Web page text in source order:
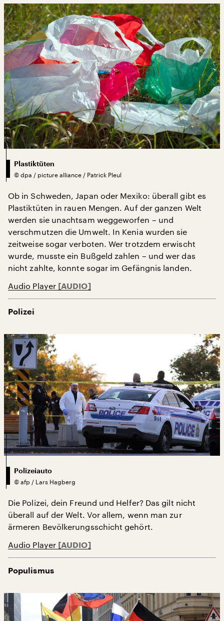
Plastiktüten
© dpa / picture alliance / Patrick Pleul
Ob in Schweden, Japan oder Mexiko: überall gibt es
Plastiktüten in rauen Mengen. Auf der ganzen Welt
werden sie unachtsam weggeworfen – und
verschmutzen die Umwelt. In Kenia wurden sie
zeitweise sogar verboten. Wer trotzdem erwischt
wurde, musste ein Bußgeld zahlen – und wer das
nicht zahlte, konnte sogar im Gefängnis landen.
Audio Player
Polizei
Polizeiauto
© afp / Lars Hagberg
Die Polizei, dein Freund und Helfer? Das gilt nicht
überall auf der Welt. Vor allem, wenn man zur
ärmeren Bevölkerungsschicht gehört.
Audio Player
Populismus